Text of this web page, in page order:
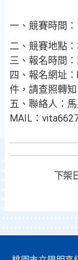
一、競賽時間
二、競賽地點
三、報名時間
四、報名網址
件，請查照轉知
五、聯絡人：
MAIL：
下架